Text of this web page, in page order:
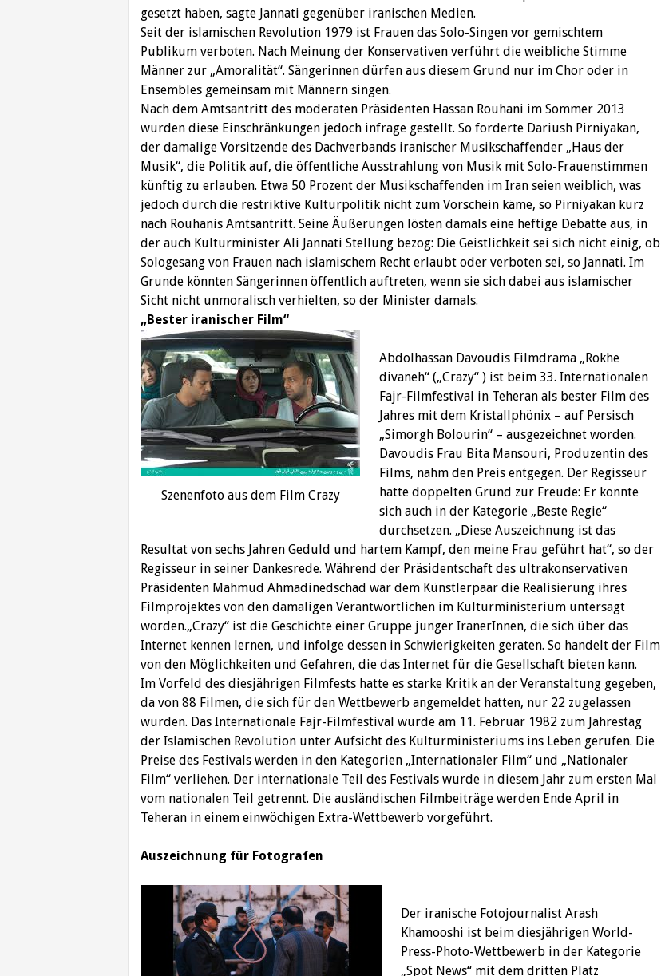
gesetzt haben, sagte Jannati gegenüber iranischen Medien.
Seit der islamischen Revolution 1979 ist Frauen das Solo-Singen vor gemischtem
Publikum verboten. Nach Meinung der Konservativen verführt die weibliche Stimme
Männer zur „Amoralität“. Sängerinnen dürfen aus diesem Grund nur im Chor oder in
Ensembles gemeinsam mit Männern singen.
Nach dem Amtsantritt des moderaten Präsidenten Hassan Rouhani im Sommer 2013
wurden diese Einschränkungen jedoch infrage gestellt. So forderte Dariush Pirniyakan,
der damalige Vorsitzende des Dachverbands iranischer Musikschaffender „Haus der
Musik“, die Politik auf, die öffentliche Ausstrahlung von Musik mit Solo-Frauenstimmen
künftig zu erlauben. Etwa 50 Prozent der Musikschaffenden im Iran seien weiblich, was
jedoch durch die restriktive Kulturpolitik nicht zum Vorschein käme, so Pirniyakan kurz
nach Rouhanis Amtsantritt. Seine Äußerungen lösten damals eine heftige Debatte aus, in
der auch Kulturminister Ali Jannati Stellung bezog: Die Geistlichkeit sei sich nicht einig, ob
Sologesang von Frauen nach islamischem Recht erlaubt oder verboten sei, so Jannati. Im
Grunde könnten Sängerinnen öffentlich auftreten, wenn sie sich dabei aus islamischer
Sicht nicht unmoralisch verhielten, so der Minister damals.
„Bester iranischer Film“
Szenenfoto aus dem Film Crazy
Abdolhassan Davoudis Filmdrama „Rokhe
divaneh“ („Crazy“ ) ist beim 33. Internationalen
Fajr-Filmfestival in Teheran als bester Film des
Jahres mit dem Kristallphönix – auf Persisch
„Simorgh Bolourin“ – ausgezeichnet worden.
Davoudis Frau Bita Mansouri, Produzentin des
Films, nahm den Preis entgegen. Der Regisseur
hatte doppelten Grund zur Freude: Er konnte
sich auch in der Kategorie „Beste Regie“
durchsetzen. „Diese Auszeichnung ist das
Resultat von sechs Jahren Geduld und hartem Kampf, den meine Frau geführt hat“, so der
Regisseur in seiner Dankesrede. Während der Präsidentschaft des ultrakonservativen
Präsidenten Mahmud Ahmadinedschad war dem Künstlerpaar die Realisierung ihres
Filmprojektes von den damaligen Verantwortlichen im Kulturministerium untersagt
worden.„Crazy“ ist die Geschichte einer Gruppe junger IranerInnen, die sich über das
Internet kennen lernen, und infolge dessen in Schwierigkeiten geraten. So handelt der Film
von den Möglichkeiten und Gefahren, die das Internet für die Gesellschaft bieten kann.
Im Vorfeld des diesjährigen Filmfests hatte es starke Kritik an der Veranstaltung gegeben,
da von 88 Filmen, die sich für den Wettbewerb angemeldet hatten, nur 22 zugelassen
wurden. Das Internationale Fajr-Filmfestival wurde am 11. Februar 1982 zum Jahrestag
der Islamischen Revolution unter Aufsicht des Kulturministeriums ins Leben gerufen. Die
Preise des Festivals werden in den Kategorien „Internationaler Film“ und „Nationaler
Film“ verliehen. Der internationale Teil des Festivals wurde in diesem Jahr zum ersten Mal
vom nationalen Teil getrennt. Die ausländischen Filmbeiträge werden Ende April in
Teheran in einem einwöchigen Extra-Wettbewerb vorgeführt.
Auszeichnung für Fotografen
Der iranische Fotojournalist Arash
Khamooshi ist beim diesjährigen World-
Press-Photo-Wettbewerb in der Kategorie
„Spot News“ mit dem dritten Platz